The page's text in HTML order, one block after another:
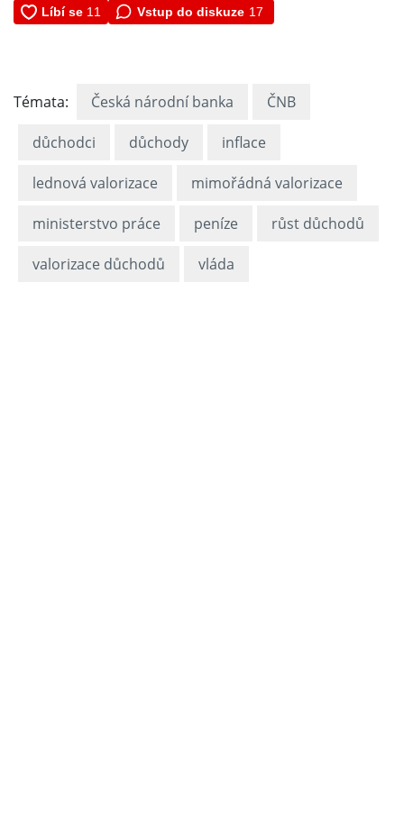
Vstup do diskuze 17
Témata: Česká národní banka ČNB
důchodci důchody inflace
lednová valorizace mimořádná valorizace
ministerstvo práce peníze růst důchodů
valorizace důchodů vláda